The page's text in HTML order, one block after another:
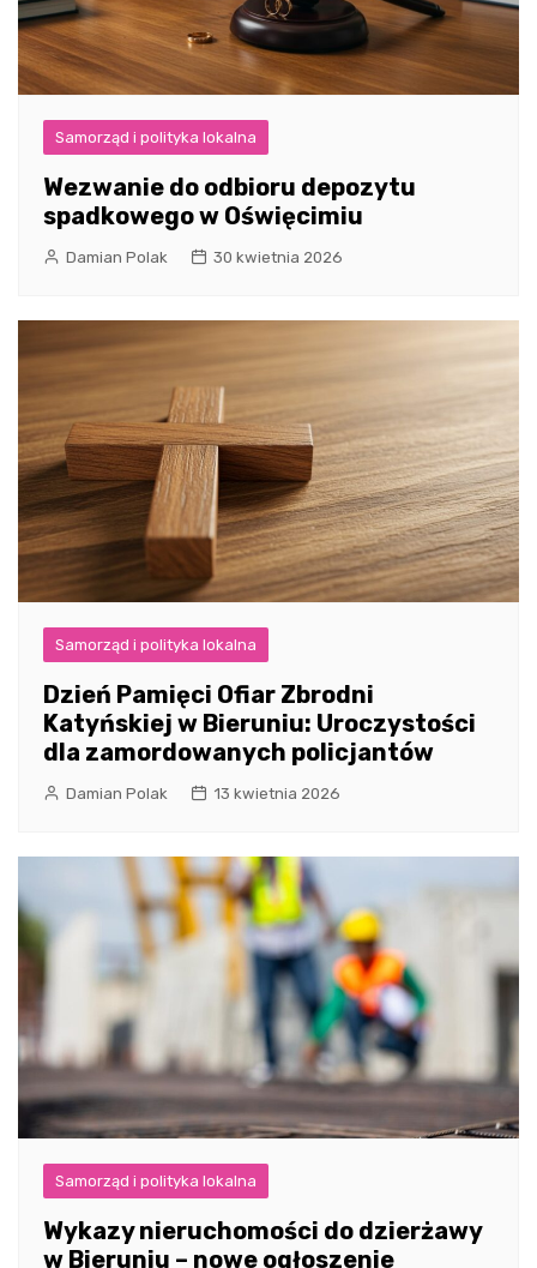
Samorząd i polityka lokalna
Wezwanie do odbioru depozytu
spadkowego w Oświęcimiu
Damian Polak 30 kwietnia 2026
Samorząd i polityka lokalna
Dzień Pamięci Ofiar Zbrodni
Katyńskiej w Bieruniu: Uroczystości
dla zamordowanych policjantów
Damian Polak 13 kwietnia 2026
Samorząd i polityka lokalna
Wykazy nieruchomości do dzierżawy
w Bieruniu – nowe ogłoszenie